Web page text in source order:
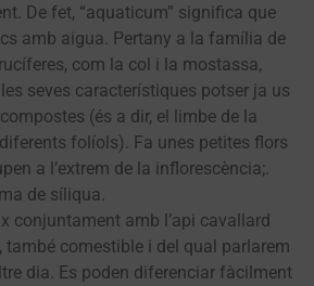
De fet, “aquaticum” significa que
amb aigua. Pertany a la família de
com la col i la mostassa,
seves característiques potser ja us
(és a dir, el limbe de la
folíols). Fa unes petites flors
a l’extrem de la inflorescència;.
de síliqua.
conjuntament amb l’api cavallard
comestible i del qual parlarem
dia. Es poden diferenciar fàcilment